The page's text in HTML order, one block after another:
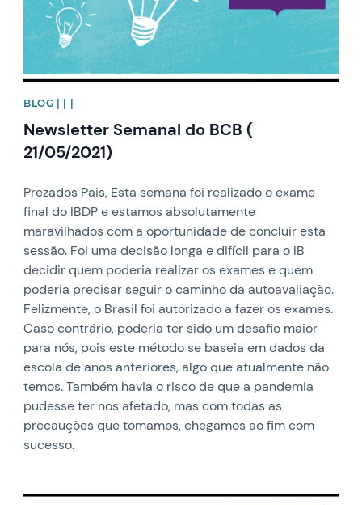
BLOG | | |
Newsletter Semanal do BCB (
21/05/2021)
Prezados Pais, Esta semana foi realizado o exame
final do IBDP e estamos absolutamente
maravilhados com a oportunidade de concluir esta
sessão. Foi uma decisão longa e difícil para o IB
decidir quem poderia realizar os exames e quem
poderia precisar seguir o caminho da autoavaliação.
Felizmente, o Brasil foi autorizado a fazer os exames.
Caso contrário, poderia ter sido um desafio maior
para nós, pois este método se baseia em dados da
escola de anos anteriores, algo que atualmente não
temos. Também havia o risco de que a pandemia
pudesse ter nos afetado, mas com todas as
precauções que tomamos, chegamos ao fim com
sucesso.
News image